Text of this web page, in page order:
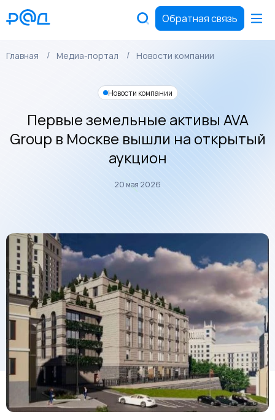
Обратная связь
Главная Медиа-портал Новости компании
Новости компании
Первые земельные активы AVA
Group в Москве вышли на открытый
аукцион
20 мая 2026